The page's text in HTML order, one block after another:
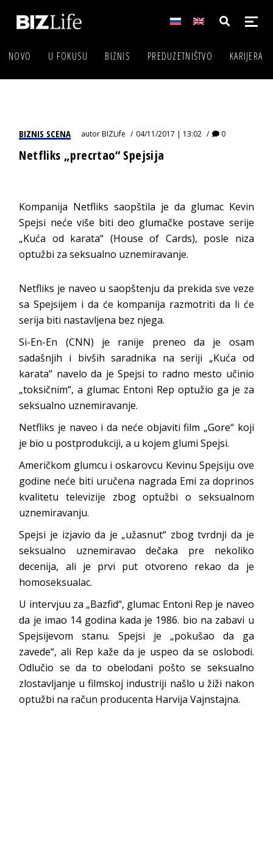
NOVO U FOKUSU BIZNIS PREDUZETNIŠTVO KARIJERA
BIZNIS SCENA autorBIZLife 04/11/2017 | 13:02 0
Netfliks „precrtao“ Spejsija
Kompanija Netfliks saopštila je da glumac Kevin
Spejsi neće više biti deo glumačke postave serije
„Kuća od karata“ (House of Cards), posle niza
optužbi za seksualno uznemiravanje.
Netfliks je naveo u saopštenju da prekida sve veze
sa Spejsijem i da će kompanija razmotriti da li će
serija biti nastavljena bez njega.
Si-En-En (CNN) je ranije preneo da je osam
sadašnjih i bivših saradnika na seriji „Kuća od
karata“ navelo da je Spejsi to radno mesto učinio
„toksičnim“, a glumac Entoni Rep optužio ga je za
seksualno uznemiravanje.
Netfliks je naveo i da neće objaviti film „Gore“ koji
je bio u postprodukciji, a u kojem glumi Spejsi.
Američkom glumcu i oskarovcu Kevinu Spejsiju ove
godine neće biti uručena nagrada Emi za doprinos
kvalitetu televizije zbog optužbi o seksualnom
uznemiravanju.
Spejsi je izjavio da je „užasnut“ zbog tvrdnji da je
seksualno uznemiravao dečaka pre nekoliko
decenija, ali je prvi put otvoreno rekao da je
homoseksualac.
U intervjuu za „Bazfid“, glumac Entoni Rep je naveo
da je imao 14 godina kada je 1986. bio na zabavi u
Spejsijevom stanu. Spejsi je „pokušao da ga
zavede“, ali Rep kaže da je uspeo da se oslobodi.
Odlučio se da to obelodani pošto se seksualno
zlostavljanje u filmskoj industriji našlo u žiži nakon
optužbi na račun producenta Harvija Vajnstajna.